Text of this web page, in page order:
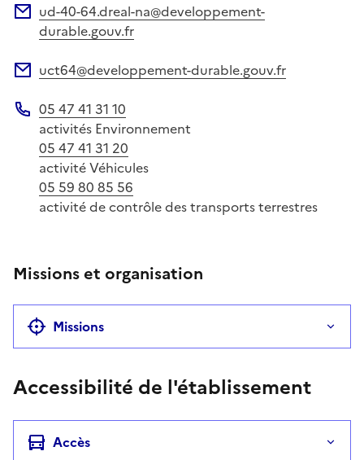
Adresse électronique
ud-40-64.dreal-na@developpement-
durable.gouv.fr
uct64@developpement-durable.gouv.fr
Téléphone
05 47 41 31 10
activités Environnement
05 47 41 31 20
activité Véhicules
05 59 80 85 56
activité de contrôle des transports terrestres
Missions et organisation
Missions
Accessibilité de l'établissement
Accès